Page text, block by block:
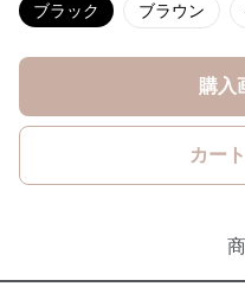
ブラック ブラウン
購入
カー